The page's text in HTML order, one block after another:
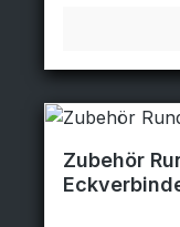
Zubehör